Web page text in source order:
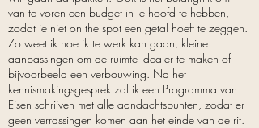
van te voren een budget in je hoofd te hebben,
zodat je niet on the spot een getal hoeft te zeggen.
Zo weet ik hoe ik te werk kan gaan, kleine
aanpassingen om de ruimte idealer te maken of
bijvoorbeeld een verbouwing. Na het
kennismakingsgesprek zal ik een Programma van
Eisen schrijven met alle aandachtspunten, zodat er
geen verrassingen komen aan het einde van de rit.